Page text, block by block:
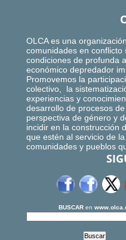
OLCA es una
comunidades en conflicto
condiciones de profunda
económico depredador
Promovemos la
colectivo, la
experiencias y
desarrollo de procesos
perspectiva de género y
incidir en la construcción
que estén al servicio de
comunidades y pueblos
BUSCAR en